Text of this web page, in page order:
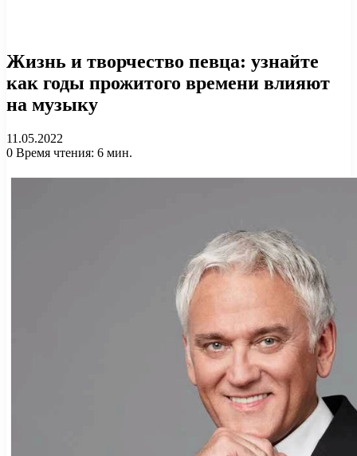
Жизнь и творчество певца: узнайте
как годы прожитого времени влияют
на музыку
11.05.2022
0 Время чтения: 6 мин.